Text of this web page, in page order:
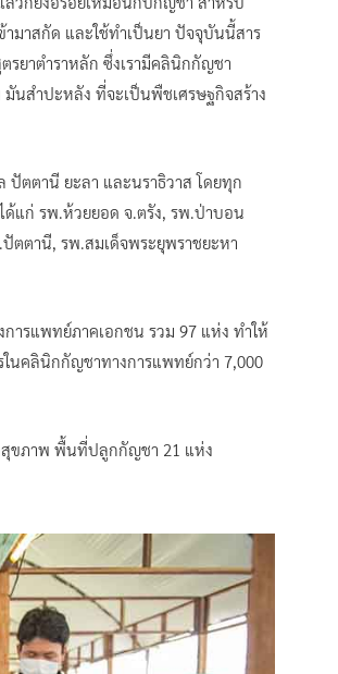
ามาสกัด และใช้ทำเป็นยา ปัจจุบันนี้สาร
รยาตำราหลัก ซึ่งเรามีคลินิกกัญชา
มันสำปะหลัง ที่จะเป็นพืชเศรษฐกิจสร้าง
ปัตตานี ยะลา และนราธิวาส โดยทุก
แก่ รพ.ห้วยยอด จ.ตรัง, รพ.ป่าบอน
ตตานี, รพ.สมเด็จพระยุพราชยะหา
ารแพทย์ภาคเอกชน รวม 97 แห่ง ทำให้
นคลินิกกัญชาทางการแพทย์กว่า 7,000
สุขภาพ พื้นที่ปลูกกัญชา 21 แห่ง